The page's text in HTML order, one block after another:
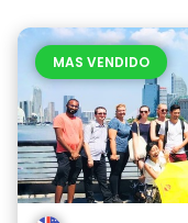
MAS VENDIDO